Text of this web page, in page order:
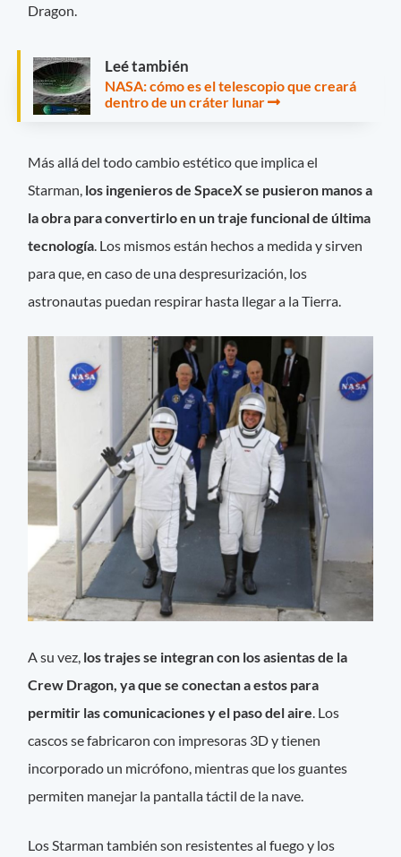
Dragon.
Leé también
NASA: cómo es el telescopio que creará
dentro de un cráter lunar
Más allá del todo cambio estético que implica el
Starman, los ingenieros de SpaceX se pusieron manos a
la obra para convertirlo en un traje funcional de última
tecnología. Los mismos están hechos a medida y sirven
para que, en caso de una despresurización, los
astronautas puedan respirar hasta llegar a la Tierra.
A su vez, los trajes se integran con los asientas de la
Crew Dragon, ya que se conectan a estos para
permitir las comunicaciones y el paso del aire. Los
cascos se fabricaron con impresoras 3D y tienen
incorporado un micrófono, mientras que los guantes
permiten manejar la pantalla táctil de la nave.
Los Starman también son resistentes al fuego y los